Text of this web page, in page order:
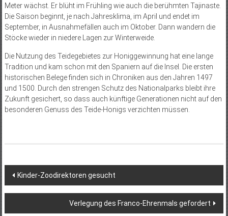
Meter wächst. Er blüht im Frühling wie auch die berühmten Tajinaste.
Die Saison beginnt, je nach Jahresklima, im April und endet im
September, in Ausnahmefällen auch im Oktober. Dann wandern die
Stöcke wieder in niedere Lagen zur Winterweide.
Die Nutzung des Teidegebietes zur Honiggewinnung hat eine lange
Tradition und kam schon mit den Spaniern auf die Insel. Die ersten
historischen Belege finden sich in Chroniken aus den Jahren 1497
und 1500. Durch den strengen Schutz des Nationalparks bleibt ihre
Zukunft gesichert, so dass auch künftige Generationen nicht auf den
besonderen Genuss des Teide-Honigs verzichten müssen.
Beitragsnavigation
Kinder-Zoodirektoren gesucht
Verlegung des Franco-Ehrenmals gefordert